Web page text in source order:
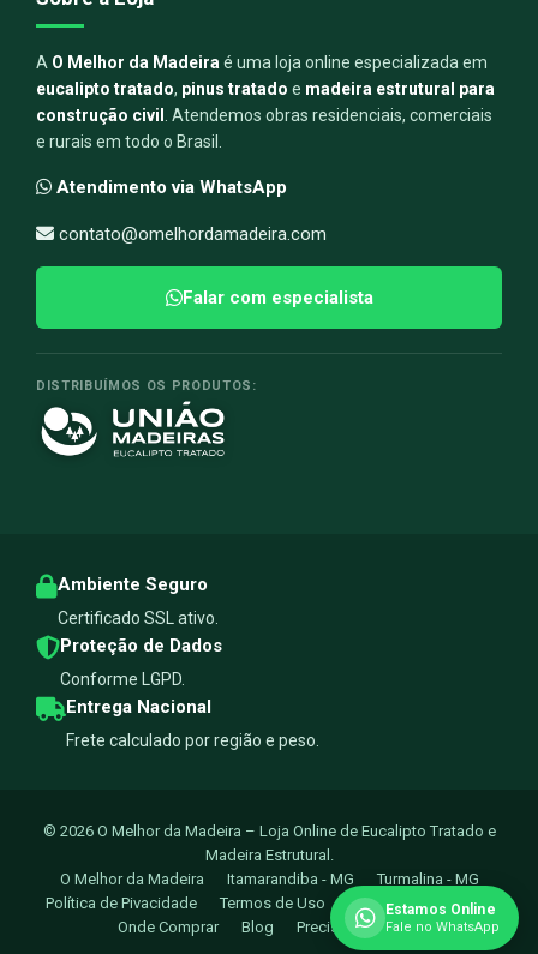
A O Melhor da Madeiraé uma loja online especializada em
eucalipto tratado, pinus tratado e madeira estrutural para
construção civil . Atendemos obras residenciais, comerciais
e rurais em todo o Brasil.
Atendimento via WhatsApp
contato@omelhordamadeira.com
Falar com especialista
DISTRIBUÍMOS OS PRODUTOS:
Ambiente Seguro
Certificado SSL ativo.
Proteção de Dados
Conforme LGPD.
Entrega Nacional
Frete calculado por região e peso.
Estamos Online
Fale no WhatsApp
© 2026 O Melhor da Madeira – Loja Online de Eucalipto Tratado e
Madeira Estrutural.
O Melhor da Madeira
Itamarandiba - MG
Turmalina - MG
Política de Pivacidade
Termos de Uso
Trocas e Devoluçoes
Onde Comprar
Blog Precisa de Ajuda?